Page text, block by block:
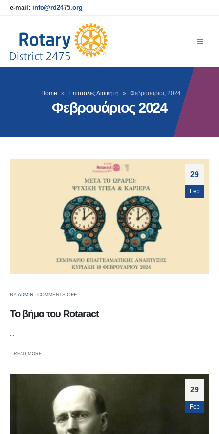
e-mail: info@rd2475.org
Home » Επιστολές Διοικητή » Φεβρουάριος 2024
Φεβρουάριος 2024
29
Feb
BYADMIN COMMENTS OFF
Το βήμα του Rotaract
...
READ MORE...
29
Feb